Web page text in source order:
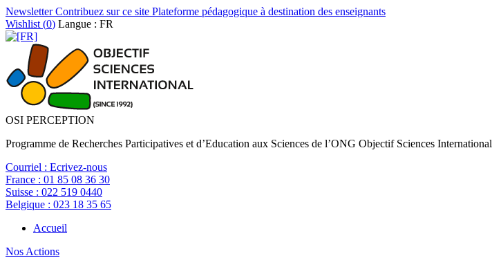
NewsletterContribuez sur ce site Plateforme pédagogique à destination des enseignants
Wishlist (0) Langue : FR
OSI PERCEPTION
Programme de Recherches Participatives et d’Education aux Sciences de l’ONG Objectif Sciences International
Courriel : Ecrivez-nous
France : 01 85 08 36 30
Suisse : 022 519 0440
Belgique : 023 18 35 65
Accueil
Nos Actions